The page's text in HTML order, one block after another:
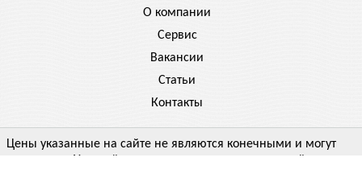
О компании
Сервис
Вакансии
Статьи
Контакты
Цены указанные на сайте не являются конечными и могут